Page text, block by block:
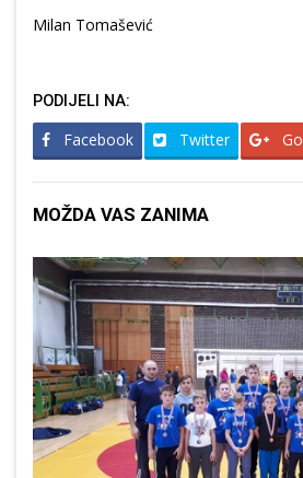
Milan Tomašević
PODIJELI NA:
Facebook Twitter
MOŽDA VAS ZANIMA